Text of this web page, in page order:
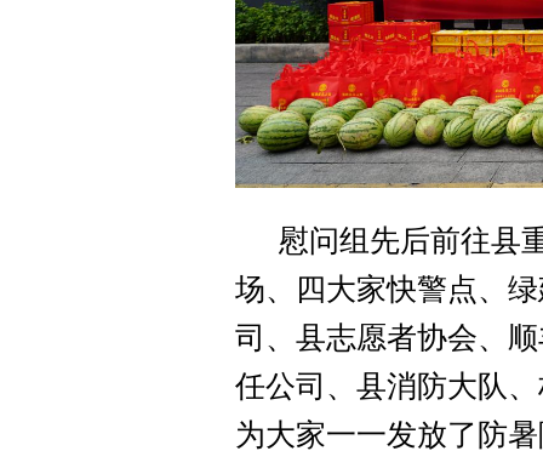
慰问组先后前往县
场、四大家快警点、
司、县志愿者协会、
任公司、县消防大队
为大家一一发放了防